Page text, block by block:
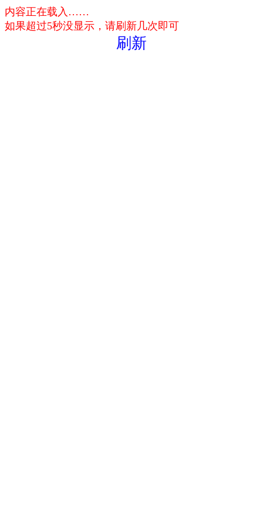
内容正在载入……
如果超过5秒没显示，请刷新几次即可
刷新